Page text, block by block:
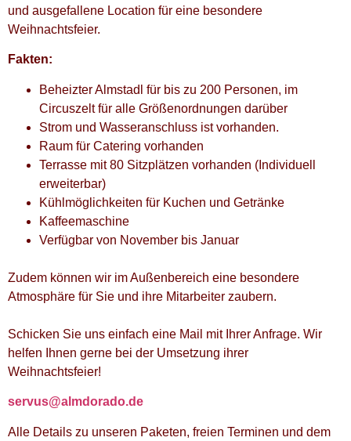
und ausgefallene Location für eine besondere
Weihnachtsfeier.
Fakten:
Beheizter Almstadl für bis zu 200 Personen, im
Circuszelt für alle Größenordnungen darüber
Strom und Wasseranschluss ist vorhanden.
Raum für Catering vorhanden
Terrasse mit 80 Sitzplätzen vorhanden (Individuell
erweiterbar)
Kühlmöglichkeiten für Kuchen und Getränke
Kaffeemaschine
Verfügbar von November bis Januar
Zudem können wir im Außenbereich eine besondere
Atmosphäre für Sie und ihre Mitarbeiter zaubern.
Schicken Sie uns einfach eine Mail mit Ihrer Anfrage. Wir
helfen Ihnen gerne bei der Umsetzung ihrer
Weihnachtsfeier!
servus@almdorado.de
Alle Details zu unseren Paketen, freien Terminen und dem